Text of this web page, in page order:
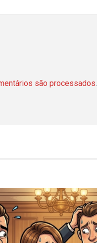
são processados.